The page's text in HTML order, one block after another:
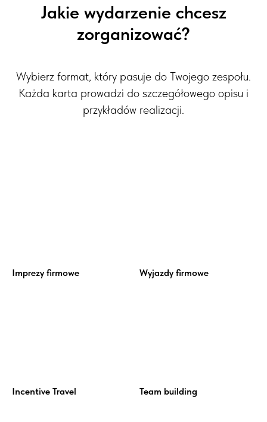
Jakie wydarzenie chcesz
zorganizować?
Wybierz format, który pasuje do Twojego zespołu.
Każda karta prowadzi do szczegółowego opisu i
przykładów realizacji.
Imprezy firmowe Wyjazdy firmowe
Incentive Travel Team building